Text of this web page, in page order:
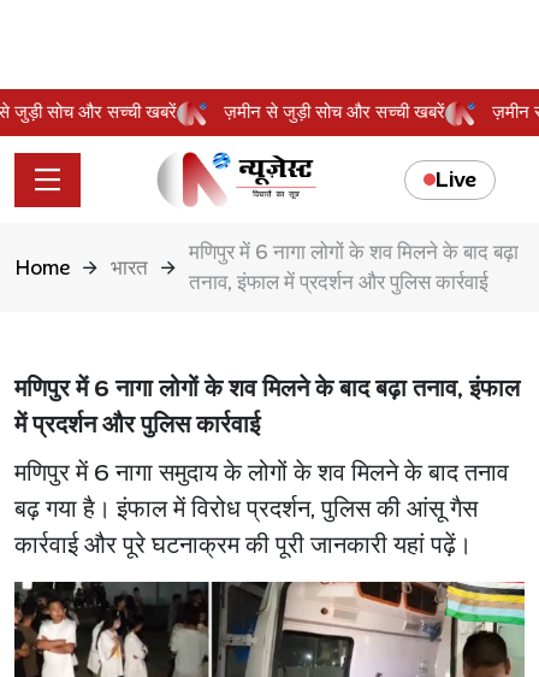
से जुड़ी सोच और सच्ची खबरें ज़मीन से जुड़ी सोच और सच्ची खबरें
Live
Home भारत
मणिपुर में 6 नागा लोगों के शव मिलने के बाद बढ़ा
तनाव, इंफाल में प्रदर्शन और पुलिस कार्रवाई
मणिपुर में 6 नागा लोगों के शव मिलने के बाद बढ़ा तनाव, इंफाल
में प्रदर्शन और पुलिस कार्रवाई
मणिपुर में 6 नागा समुदाय के लोगों के शव मिलने के बाद तनाव
बढ़ गया है। इंफाल में विरोध प्रदर्शन, पुलिस की आंसू गैस
कार्रवाई और पूरे घटनाक्रम की पूरी जानकारी यहां पढ़ें।